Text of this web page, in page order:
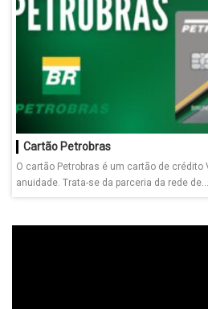
Cartão Petrobras
O cartão Petrobras é um cartão de
anuidade. Trata-se da parceria da rede de...